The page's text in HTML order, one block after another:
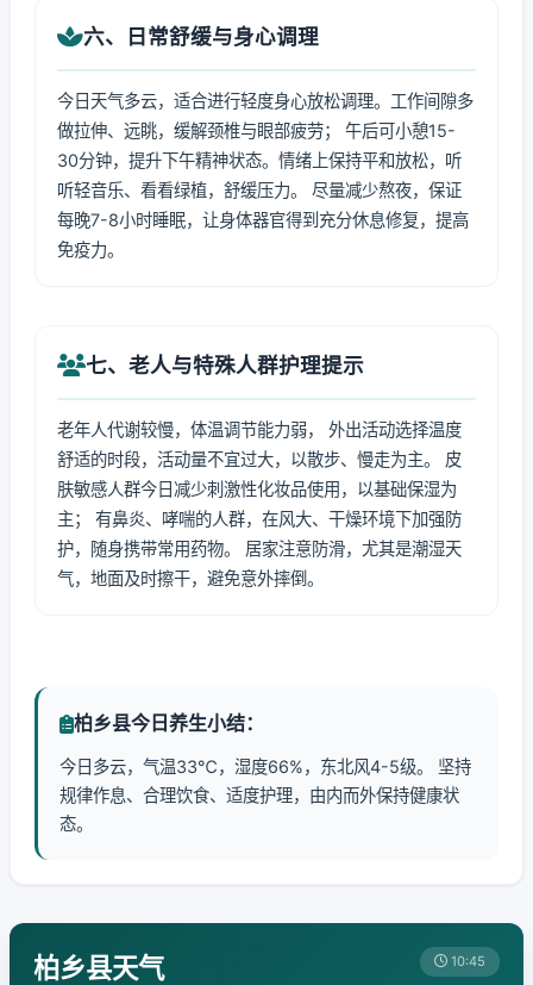
六、日常舒缓与身心调理
今日天气多云，适合进行轻度身心放松调理。工作间隙多
做拉伸、远眺，缓解颈椎与眼部疲劳； 午后可小憩15-
30分钟，提升下午精神状态。情绪上保持平和放松，听
听轻音乐、看看绿植，舒缓压力。 尽量减少熬夜，保证
每晚7-8小时睡眠，让身体器官得到充分休息修复，提高
免疫力。
七、老人与特殊人群护理提示
老年人代谢较慢，体温调节能力弱， 外出活动选择温度
舒适的时段，活动量不宜过大，以散步、慢走为主。 皮
肤敏感人群今日减少刺激性化妆品使用，以基础保湿为
主； 有鼻炎、哮喘的人群，在风大、干燥环境下加强防
护，随身携带常用药物。 居家注意防滑，尤其是潮湿天
气，地面及时擦干，避免意外摔倒。
柏乡县今日养生小结：
今日多云，气温33℃，湿度66%，东北风4-5级。 坚持
规律作息、合理饮食、适度护理，由内而外保持健康状
态。
柏乡县天气 10:45